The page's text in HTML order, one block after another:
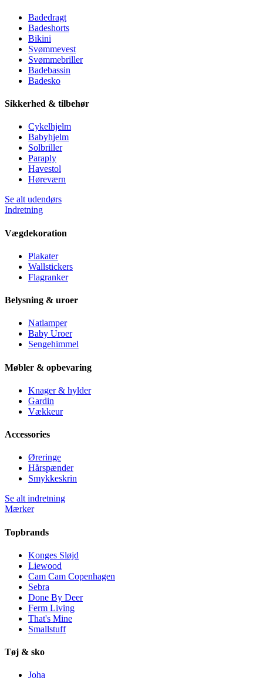
Badedragt
Badeshorts
Bikini
Svømmevest
Svømmebriller
Badebassin
Badesko
Sikkerhed & tilbehør
Cykelhjelm
Babyhjelm
Solbriller
Paraply
Havestol
Høreværn
Se alt udendørs
Indretning
Vægdekoration
Plakater
Wallstickers
Flagranker
Belysning & uroer
Natlamper
Baby Uroer
Sengehimmel
Møbler & opbevaring
Knager & hylder
Gardin
Vækkeur
Accessories
Øreringe
Hårspænder
Smykkeskrin
Se alt indretning
Mærker
Topbrands
Konges Sløjd
Liewood
Cam Cam Copenhagen
Sebra
Done By Deer
Ferm Living
That's Mine
Smallstuff
Tøj & sko
Joha